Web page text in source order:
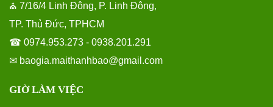
⛪ 7/16/4 Linh Đông, P. Linh Đông,
TP. Thủ Đức, TPHCM
☎ 0974.953.273 - 0938.201.291
✉ baogia.maithanhbao@gmail.com
GIỜ LÀM VIỆC